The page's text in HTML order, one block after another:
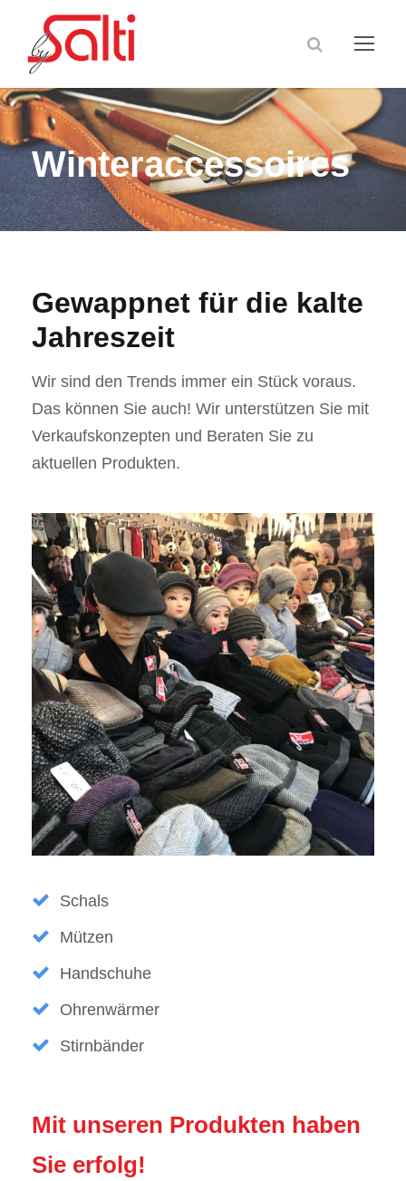
Winteraccessoires
Gewappnet für die kalte
Jahreszeit
Wir sind den Trends immer ein Stück voraus.
Das können Sie auch! Wir unterstützen Sie mit
Verkaufskonzepten und Beraten Sie zu
aktuellen Produkten.
Schals
Mützen
Handschuhe
Ohrenwärmer
Stirnbänder
Mit unseren Produkten haben
Sie erfolg!